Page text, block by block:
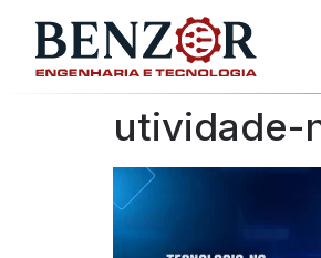
utividade-